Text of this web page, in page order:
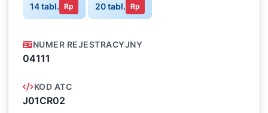
14 tabl. Rp 20 tabl. Rp
NUMER REJESTRACYJNY
04111
KOD ATC
J01CR02